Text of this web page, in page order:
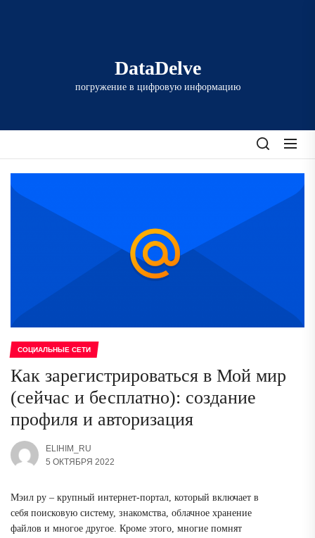
DataDelve
погружение в цифровую информацию
СОЦИАЛЬНЫЕ СЕТИ
Как зарегистрироваться в Мой мир
(сейчас и бесплатно): создание
профиля и авторизация
ELIHIM_RU
5 ОКТЯБРЯ 2022
Мэил ру – крупный интернет-портал, который включает в
себя поисковую систему, знакомства, облачное хранение
файлов и многое другое. Кроме этого, многие помнят